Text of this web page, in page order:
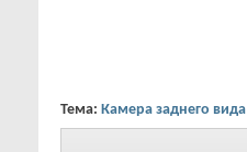
Тема: Камера заднего вида